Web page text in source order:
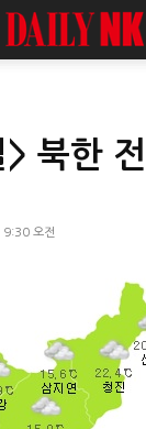
북한
오전